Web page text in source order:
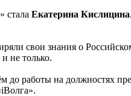
стала Екатерина Кислицина
свои знания о
и не только.
работы на должностях